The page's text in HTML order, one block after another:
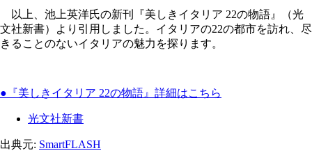
以上、池上英洋氏の新刊『美しきイタリア 22の物語』（光
文社新書）より引用しました。イタリアの22の都市を訪れ、尽
きることのないイタリアの魅力を探ります。
●『美しきイタリア 22の物語』詳細はこちら
光文社新書
出典元: SmartFLASH